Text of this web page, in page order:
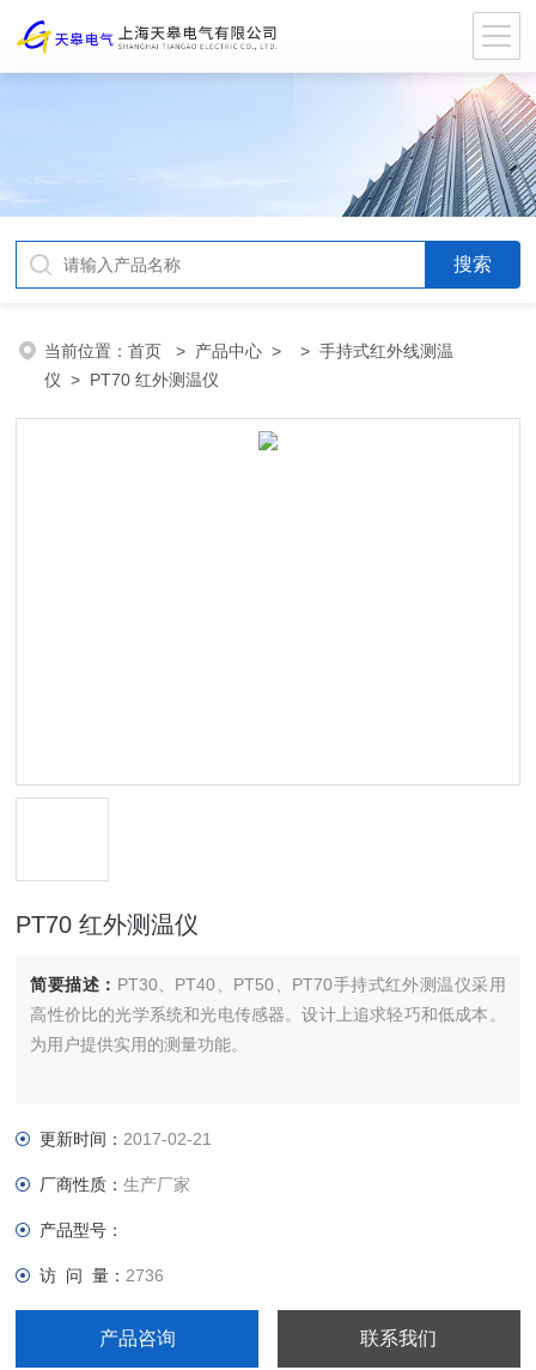
当前位置：首页 > 产品中心 > >手持式红外线测温
仪 > PT70 红外测温仪
PT70 红外测温仪
简要描述： PT30、PT40、PT50、PT70手持式红外测温仪采用
高性价比的光学系统和光电传感器。设计上追求轻巧和低成本。
为用户提供实用的测量功能。
更新时间： 2017-02-21
厂商性质：生产厂家
产品型号：
访 问 量： 2736
产品咨询 联系我们